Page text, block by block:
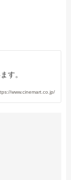
す。
www.cinemart.co.jp/